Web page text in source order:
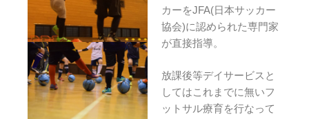
カーをJFA(日本サッカー
協会)に認められた専門家
が直接指導。
放課後等デイサービスと
してはこれまでに無いフ
ットサル療育を行なって